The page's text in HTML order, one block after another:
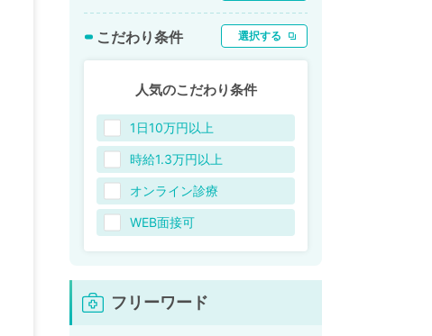
こだわり条件 選択する
人気のこだわり条件
1日10万円以上
時給1.3万円以上
オンライン診療
WEB面接可
フリーワード